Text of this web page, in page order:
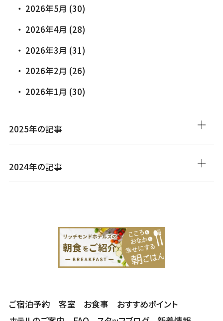
2026年5月 (30)
2026年4月 (28)
2026年3月 (31)
2026年2月 (26)
2026年1月 (30)
2025年の記事
2024年の記事
ご宿泊予約 客室 お食事
おすすめポイント